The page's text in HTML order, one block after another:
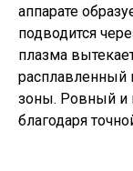
аппарате
подводится
плазма
расплавленный
зоны. Ровный и
благодаря